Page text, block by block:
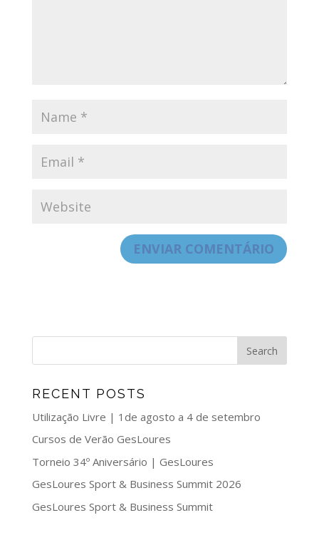
RECENT POSTS
Utilização Livre | 1de agosto a 4 de setembro
Cursos de Verão GesLoures
Torneio 34º Aniversário | GesLoures
GesLoures Sport & Business Summit 2026
GesLoures Sport & Business Summit